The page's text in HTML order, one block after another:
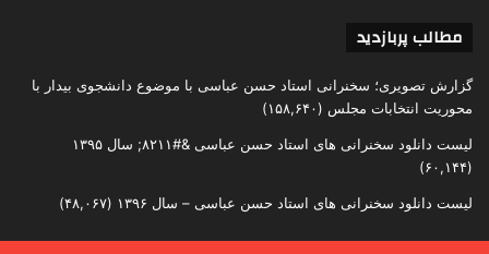
مطالب پربازدید
گزارش تصویری؛ سخنرانی استاد حسن عباسی با موضوع دانشجوی بیدار با
محوریت انتخابات مجلس (۱۵۸,۶۴۰)
لیست دانلود سخنرانی های استاد حسن عباسی &#۸۲۱۱; سال ۱۳۹۵
(۶۰,۱۴۴)
لیست دانلود سخنرانی های استاد حسن عباسی – سال ۱۳۹۶ (۴۸,۰۶۷)